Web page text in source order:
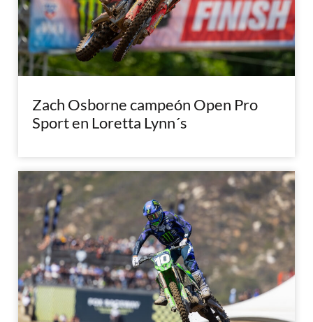
Zach Osborne campeón Open Pro
Sport en Loretta Lynn´s